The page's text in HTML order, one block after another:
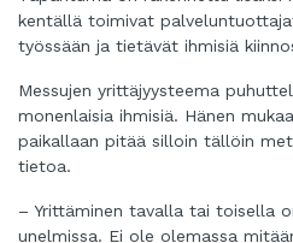
kentällä toimivat
työssään ja tietävät ihmisiä
Messujen yrittäjyysteema
monenlaisia ihmisiä. Hänen
paikallaan pitää silloin tällöin
tietoa.
– Yrittäminen tavalla tai toisella
unelmissa. Ei ole olemassa